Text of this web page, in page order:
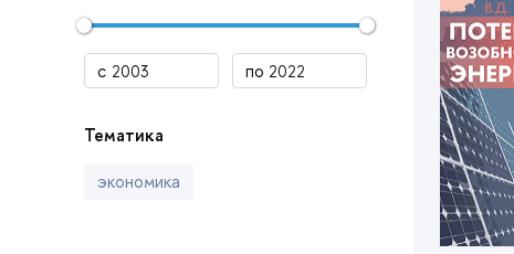
Тематика
экономика